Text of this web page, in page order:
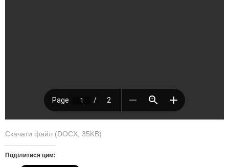
Скачати файл (DOCX, 35KB)
Поділитися цим: